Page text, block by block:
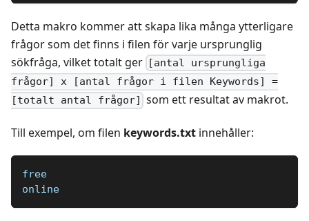
Detta makro kommer att skapa lika många ytterligare
frågor som det finns i filen för varje ursprunglig
sökfråga, vilket totalt ger [antal ursprungliga
frågor] x [antal frågor i filen Keywords] =
[totalt antal frågor]
som ett resultat av makrot.
Till exempel, om filen keywords.txt innehåller:
free
online